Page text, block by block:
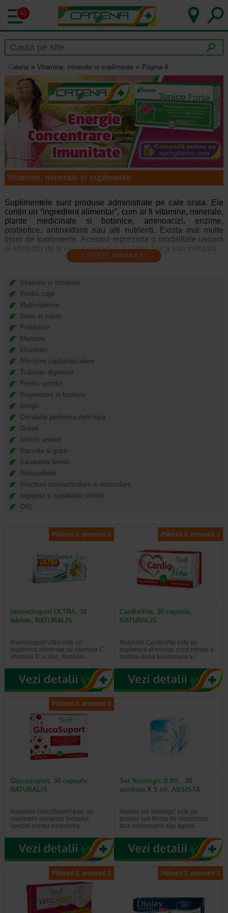
40
Catena Vitamine, minerale si suplimente Pagina 4
Vitamine, minerale si suplimente
Suplimentele sunt produse administrate pe cale orala. Ele
contin un “ingredient alimentar”, cum ar fi vitamine, minerale,
plante medicinale si botanice, aminoacizi, enzime,
probiotice, antioxidanti sau alti nutrienti. Exista mai multe
tipuri de suplimente. Acestea reprezinta o modalitate usoara
si eficienta de a va imbunatati sanatatea fizica sau mentala.
Vitamine
Vitaminele sunt substante nutritive esentiale de care
organismul are nevoie pentru a functiona adecvat si pentru a
ramane sanatos.
Vitaminele pot fi de doua feluri:
Vitamine liposolubile. Aceste vitamine se dizolva in
grasimi si sunt stocate in organism. Vitaminele
liposolubile sunt A, D, E si K;
Vitamine solubile in apa. Aceste vitamine (vitamina C
si vitaminele din complexul B) se dizolva in apa si nu
sunt stocate in organism.
Minerale
Mineralele sunt elemente anorganice care sustin anumite
functii corporale, cum ar fi cresterea, sanatatea oaselor si
echilibrul fluidelor.
CITESTE MAI MULT!
Vitamine si minerale
Pentru copii
Multivitamine
Stres si somn
Probiotice
Memorie
Imunitate
Afectiuni cardiovasculare
Tulburari digestive
Pentru sportivi
Regenerare si tonifiere
Alergii
Circulatie periferica deficitara
Diabet
Infectii urinare
Raceala si gripa
Sanatatea femeii
Antioxidante
Afectiuni osteoarticulare si musculare
Ingrijirea si sanatatea ochilor
ORL
Plătești 2, primești 3
ImunoSuport ULTRA, 30
tablete, NATURALIS
ImunoSuport Ultra este un
supliment alimentar cu vitamina C,
vitamina D si zinc, formulat…
Plătești 2, primești 3
CardioVita, 30 capsule,
NATURALIS
Naturalis CardioVita este un
supliment alimentar creat pentru a
sustine buna functionare a…
Plătești 2, primești 3
Glucosuport, 30 capsule,
NATURALIS
Naturalis GlucoSuport este un
supliment alimentar formulat
special pentru sustinerea…
Ser fiziologic 0.9% , 20
unidoze X 5 ml, ASSISTA
Assista ser fiziologic este un
produs sub forma de monodoza,
fara conservanti sau agenti…
Plătești 2, primești 3 Plătești 2, primești 3